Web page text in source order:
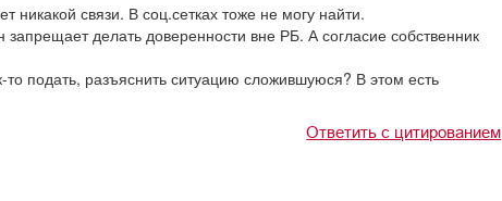
никакой связи. В соц.сетках тоже не могу найти.
запрещает делать доверенности вне РБ. А согласие собственник
то подать, разъяснить ситуацию сложившуюся? В этом есть
Ответить с цитированием